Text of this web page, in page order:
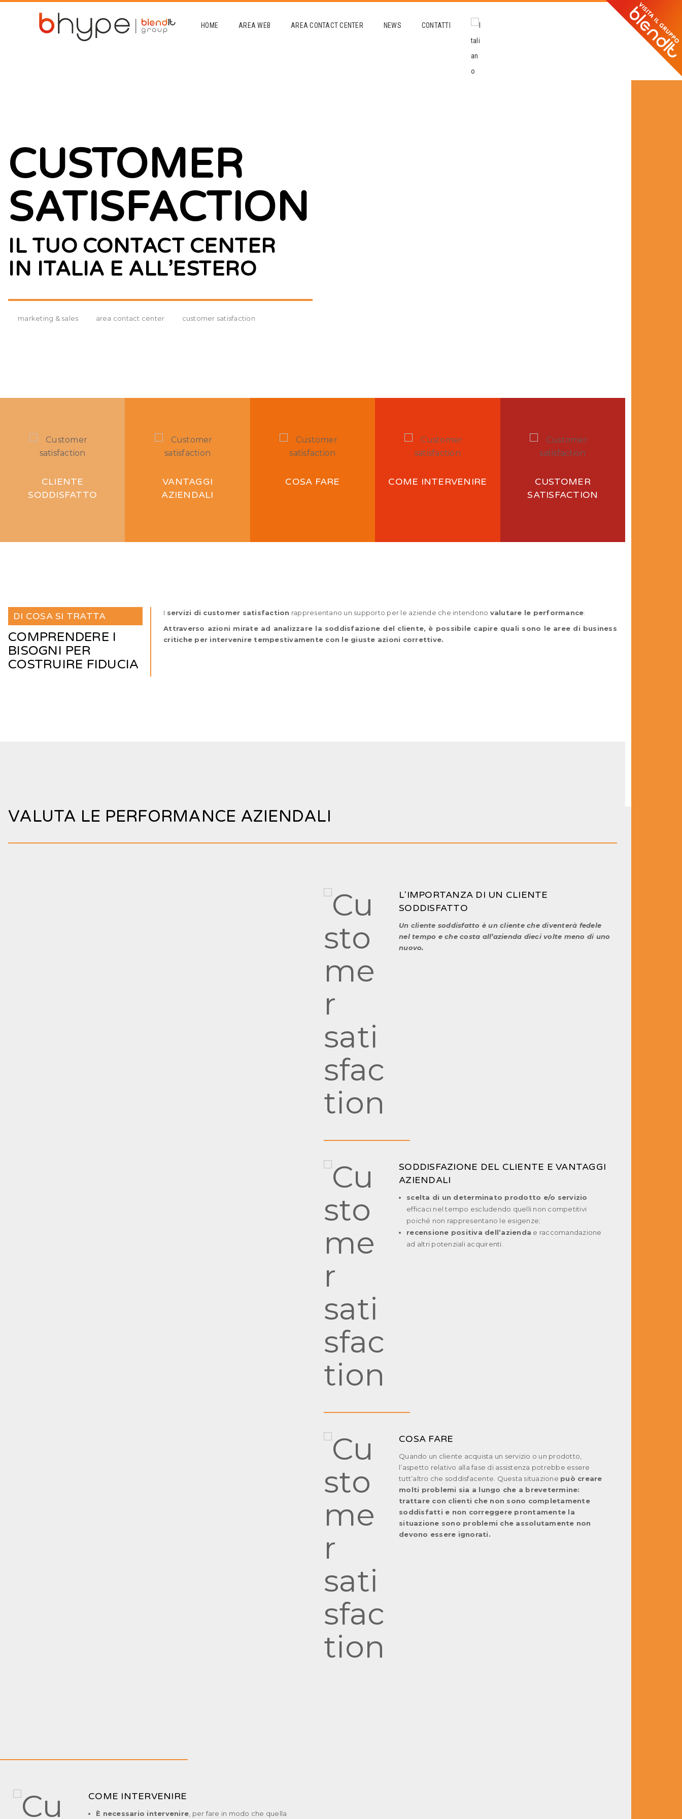
HOME AREA WEB AREA CONTACT CENTER NEWS CONTATTI
CUSTOMER
SATISFACTION
IL TUO CONTACT CENTER
IN ITALIA E ALL’ESTERO
marketing & sales area contact center customer satisfaction
CLIENTE
SODDISFATTO
VANTAGGI
AZIENDALI
COSA FARE COME INTERVENIRE
CUSTOMER
SATISFACTION
DI COSA SI TRATTA
COMPRENDERE I
BISOGNI PER
COSTRUIRE FIDUCIA
I servizi di customer satisfaction rappresentano un supporto per le aziende che intendono valutare le performance:
Attraverso azioni mirate ad analizzare la soddisfazione del cliente, è possibile capire quali sono le aree di business
critiche per intervenire tempestivamente con le giuste azioni correttive.
VALUTA LE PERFORMANCE AZIENDALI
L'IMPORTANZA DI UN CLIENTE
SODDISFATTO
Un cliente soddisfatto è un cliente che diventerà fedele
nel tempo e che costa all’azienda dieci volte meno di uno
nuovo.
SODDISFAZIONE DEL CLIENTE E VANTAGGI
AZIENDALI
scelta di un determinato prodotto e/o servizio
efficaci nel tempo escludendo quelli non competitivi
poiché non rappresentano le esigenze;
recensione positiva dell’azienda e raccomandazione
ad altri potenziali acquirenti.
COSA FARE
Quando un cliente acquista un servizio o un prodotto,
l’aspetto relativo alla fase di assistenza potrebbe essere
tutt’altro che soddisfacente. Questa situazione può creare
molti problemi sia a lungo che a brevetermine:
trattare con clienti che non sono completamente
soddisfatti e non correggere prontamente la
situazione sono problemi che assolutamente non
devono essere ignorati.
COME INTERVENIRE
È necessario intervenire , per fare in modo che quella